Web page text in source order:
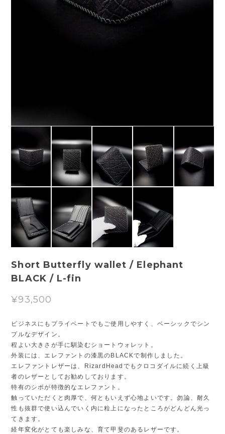
Short Butterfly wallet / Elephant
BLACK / L-fin
¥93,500
ビジネスにもプライベートでもご使用しやすく、ベーシックでシン
プルなデザイン。
程よい大きさが手に馴染むショートウォレット。
外装には、エレファントの漆黒のBLACKで制作しました。
エレファントレザーは、RizardHeadでもクロコダイルに続く上級
者のレザーとしてお勧めしております。
特有のシボが特徴的なエレファント。
触っていただくと肉厚で、何ともいえず心地よいです。勿論、耐久
性も抜群で使い込んでいく内に粒上になったところがどんどん光っ
てきます。
経年変化がとても楽しみな、育て甲斐のあるレザーです。